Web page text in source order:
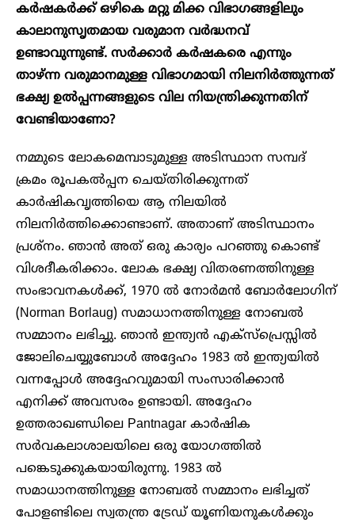
കർഷകർക്ക് ഒഴികെ മറ്റു മിക്ക വിഭാഗങ്ങളിലും
കാലാനുസൃതമായ വരുമാന വർദ്ധനവ്
ഉണ്ടാവുന്നുണ്ട്. സർക്കാർ കർഷകരെ എന്നും
താഴ്ന്ന വരുമാനമുള്ള വിഭാഗമായി നിലനിർത്തുന്നത്
ഭക്ഷ്യ ഉൽപ്പന്നങ്ങളുടെ വില നിയന്ത്രിക്കുന്നതിന്
വേണ്ടിയാണോ?
നമ്മുടെ ലോകമെമ്പാടുമുള്ള അടിസ്ഥാന സമ്പദ്
ക്രമം രൂപകൽപ്പന ചെയ്തിരിക്കുന്നത്
കാർഷികവൃത്തിയെ ആ നിലയിൽ
നിലനിർത്തിക്കൊണ്ടാണ്. അതാണ് അടിസ്ഥാനം
പ്രശ്നം. ഞാൻ അത് ഒരു കാര്യം പറഞ്ഞു കൊണ്ട്
വിശദീകരിക്കാം. ലോക ഭക്ഷ്യ വിതരണത്തിനുള്ള
സംഭാവനകൾക്ക്, 1970 ൽ നോർമൻ ബോർലോഗിന്
(Norman Borlaug) സമാധാനത്തിനുള്ള നോബൽ
സമ്മാനം ലഭിച്ചു. ഞാൻ ഇന്ത്യൻ എക്സ്പ്രെസ്സിൽ
ജോലിചെയ്യുബോൾ അദ്ദേഹം 1983 ൽ ഇന്ത്യയിൽ
വന്നപ്പോൾ അദ്ദേഹവുമായി സംസാരിക്കാൻ
എനിക്ക് അവസരം ഉണ്ടായി. അദ്ദേഹം
ഉത്തരാഖണ്ഡിലെ Pantnagar കാർഷിക
സർവകലാശാലയിലെ ഒരു യോഗത്തിൽ
പങ്കെടുക്കുകയായിരുന്നു. 1983 ൽ
സമാധാനത്തിനുള്ള നോബൽ സമ്മാനം ലഭിച്ചത്
പോളണ്ടിലെ സ്വതന്ത്ര ട്രേഡ് യൂണിയനുകൾക്കും